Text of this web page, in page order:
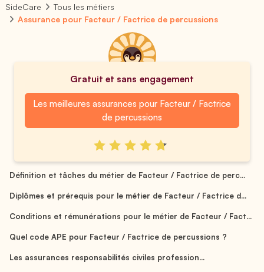
SideCare
Tous les métiers
Assurance pour Facteur / Factrice de percussions
Gratuit et sans engagement
Les meilleures assurances pour Facteur / Factrice
de percussions
Définition et tâches du métier de Facteur / Factrice de perc...
Diplômes et prérequis pour le métier de Facteur / Factrice d...
Conditions et rémunérations pour le métier de Facteur / Fact...
Quel code APE pour Facteur / Factrice de percussions ?
Les assurances responsabilités civiles profession...